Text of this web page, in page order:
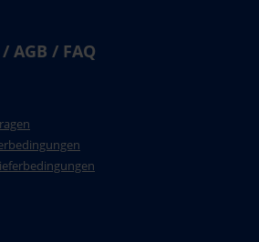
AGB / FAQ